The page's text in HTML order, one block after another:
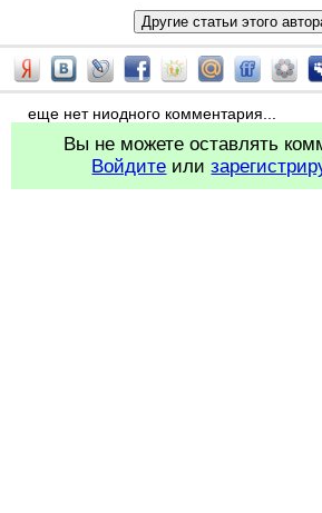
еще нет ниодного комментария...
Вы не можете оставлять
Войдите или